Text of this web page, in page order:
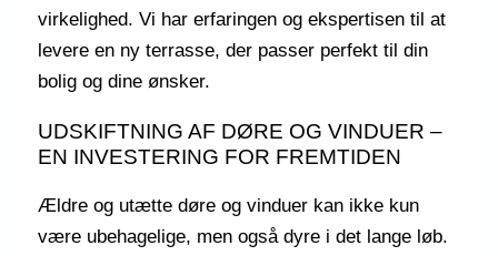
virkelighed. Vi har erfaringen og ekspertisen til at
levere en ny terrasse, der passer perfekt til din
bolig og dine ønsker.
UDSKIFTNING AF DØRE OG VINDUER –
EN INVESTERING FOR FREMTIDEN
Ældre og utætte døre og vinduer kan ikke kun
være ubehagelige, men også dyre i det lange løb.